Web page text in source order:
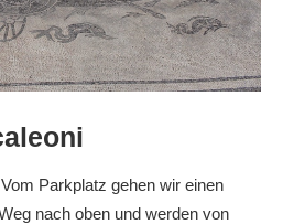
Parkplatz gehen wir einen
nach oben und werden von